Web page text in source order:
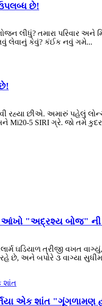
છે!
લીધું? તમારા
લેવાનું કેવું? કંઈક નવું ગમે...
રહ્યા છીએ. અમારું પહેલું
Mi20-5 SIRI ગ્રે. જો તમે
"અદ્રશ્ય બોજ" ની
ઘડિયાળ ત્રીજી વખત
રહે છે, અને બપોરે ૩ વાગ્યા
એક શાંત